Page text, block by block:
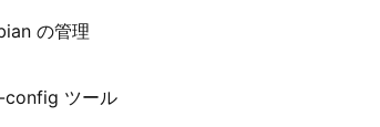
の管理
config ツール